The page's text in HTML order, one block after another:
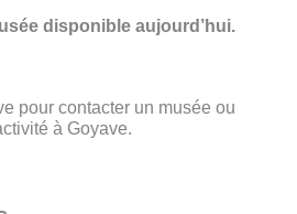
disponible aujourd’hui.
pour contacter un musée ou
à Goyave.